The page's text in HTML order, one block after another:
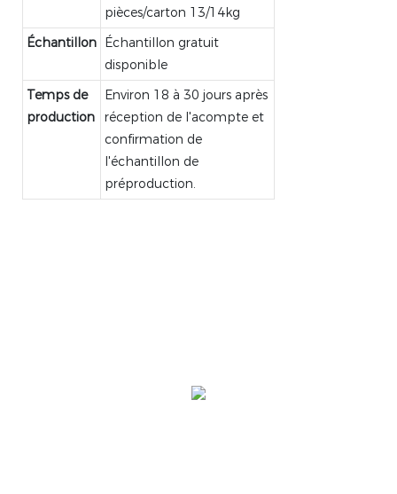
pièces/carton 13/14kg
Échantillon Échantillon gratuit
disponible
Temps de
production
Environ 18 à 30 jours après
réception de l'acompte et
confirmation de
l'échantillon de
préproduction.